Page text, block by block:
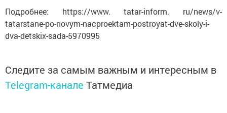
Подробнее: https://www. tatar-inform. ru/news/v-
tatarstane-po-novym-nacproektam-postroyat-dve-skoly-i-
dva-detskix-sada-5970995
Следите за самым важным и интересным в
Telegram-канале Татмедиа